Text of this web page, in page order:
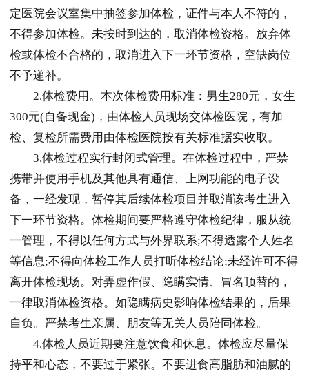
定医院会议室集中抽签参加体检，证件与本人不符的，
不得参加体检。未按时到达的，取消体检资格。放弃体
检或体检不合格的，取消进入下一环节资格，空缺岗位
不予递补。
2.体检费用。本次体检费用标准：男生280元，女生
300元(自备现金)，由体检人员现场交体检医院，有加
检、复检所需费用由体检医院按有关标准据实收取。
3.体检过程实行封闭式管理。在体检过程中，严禁
携带并使用手机及其他具有通信、上网功能的电子设
备，一经发现，暂停其后续体检项目并取消该考生进入
下一环节资格。体检期间要严格遵守体检纪律，服从统
一管理，不得以任何方式与外界联系;不得透露个人姓名
等信息;不得向体检工作人员打听体检结论;未经许可不得
离开体检现场。对弄虚作假、隐瞒实情、冒名顶替的，
一律取消体检资格。如隐瞒病史影响体检结果的，后果
自负。严禁考生亲属、朋友等无关人员陪同体检。
4.体检人员近期要注意饮食和休息。体检应尽量保
持平和心态，不要过于紧张。不要进食高脂肪和油腻的